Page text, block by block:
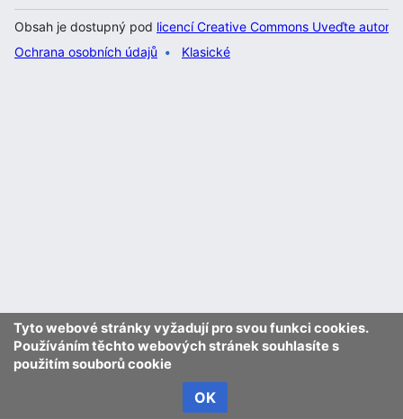
Tyto webové stránky vyžadují pro svou funkci cookies.
Používáním těchto webových stránek souhlasíte s
použitím souborů cookie
OK
Obsah je dostupný pod licencí Creative Commons Uveďte
Ochrana osobních údajů
Klasické